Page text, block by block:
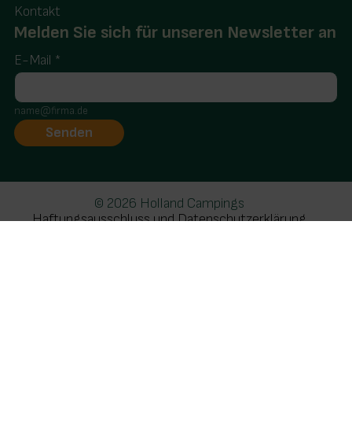
Kontakt
Melden Sie sich für unseren Newsletter an
E-Mail *
name@firma.de
© 2026 Holland Campings
Haftungsausschluss und Datenschutzerklärung